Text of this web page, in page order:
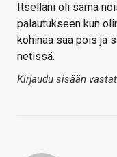
Itselläni oli sama
palautukseen kun
kohinaa saa pois ja
netissä.
Kirjaudu sisään